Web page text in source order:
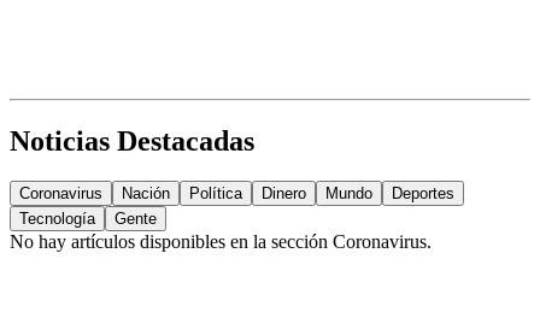
Noticias Destacadas
Coronavirus Nación Política Dinero Mundo
Deportes
Tecnología
Gente
No hay artículos disponibles en la sección Coronavirus.